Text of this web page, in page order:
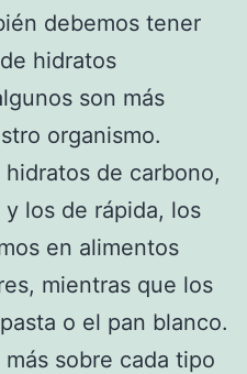
debemos tener
hidratos
son más
organismo.
de carbono,
los de rápida, los
en alimentos
mientras que los
o el pan blanco.
sobre cada tipo